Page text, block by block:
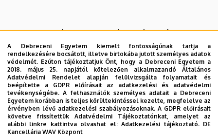
Szeretettel várjuk konferenciánkon, és reméljük, hogy
minden résztvevő számára izgalmas és színvonalas
programot tudunk biztosítani.
Üdvözlettel,
A szervezőbizottság nevében
A Debreceni Egyetem kiemelt fontosságúnak tartja a
rendelkezésére bocsátott, illetve birtokába jutott személyes adatok
védelmét. Ezúton tájékoztatjuk Önt, hogy a Debreceni Egyetem a
2018. május 25. napjától kötelezően alkalmazandó Általános
Adatvédelmi Rendelet alapján felülvizsgálta folyamatait és
beépítette a GDPR előírásait az adatkezelési és adatvédelmi
tevékenységébe. A felhasználók személyes adatait a Debreceni
Egyetem korábban is teljes körültekintéssel kezelte, megfelelve az
érvényben lévő adatkezelési szabályozásoknak. A GDPR előírásait
követve frissítettük Adatvédelmi Tájékoztatónkat, amelyet az
alábbi linkre kattintva olvashat el:Adatkezelési tájékoztató. DE
Kancellária WAV Központ